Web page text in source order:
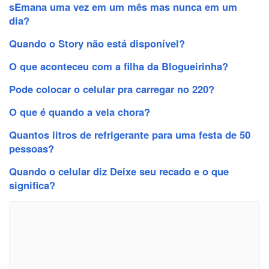
sEmana uma vez em um mês mas nunca em um
dia?
Quando o Story não está disponível?
O que aconteceu com a filha da Blogueirinha?
Pode colocar o celular pra carregar no 220?
O que é quando a vela chora?
Quantos litros de refrigerante para uma festa de 50
pessoas?
Quando o celular diz Deixe seu recado e o que
significa?